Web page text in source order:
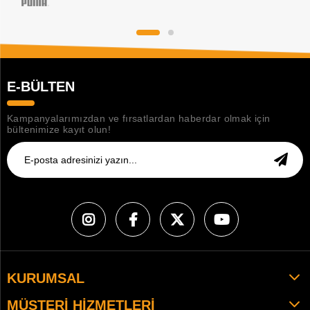
E-BÜLTEN
Kampanyalarımızdan ve fırsatlardan haberdar olmak için
bültenimize kayıt olun!
KURUMSAL
MÜŞTERI HIZMETLERI